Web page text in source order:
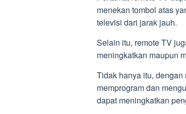
menekan tombol atas
televisi dari jarak jauh.
Selain itu, remote TV
meningkatkan maupun
Tidak hanya itu,
memprogram dan
dapat meningkatkan